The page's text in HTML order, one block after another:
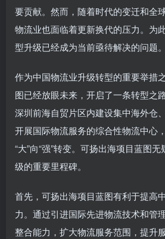
要贡献。然而，随着时代的变迁和全
物流业也面临着更新换代的压力。为
型升级已经成为当前亟待解决的问题。
作为中国物流业升级转型的重要举措
图已经放眼未来，开启了一条转型之
深圳前海自贸片区内建设集中海外仓
开展国际物流服务的综合性物流中心
“大”向“强”转变。可扬出海项目蓝图
级的重要里程碑。
首先，可扬出海项目蓝图有利于提高
力。通过引进国际先进物流技术和管
整合能力，扩大物流服务范围，提升